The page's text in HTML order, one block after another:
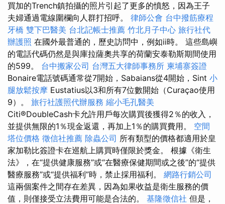
買加的Trench鎮拍攝的照片引起了更多的憤怒，因為王子
夫婦通過電線圍欄向人群打招呼。 律師公會 台中撥筋療程
牙橋 雙下巴醫美 台北記帳士推薦 竹北月子中心 旅行社代
辦護照 在國外最普通的，歷史訪問中，例如ii時。 這些島嶼
的電話代碼仍然是與庫拉薩奧共享的荷蘭安泰勒斯期間使用
的599。 台中搬家公司 台灣五大律師事務所 柬埔寨簽證
Bonaire電話號碼通常從7開始，Sabaians從4開始，Sint 小
腿放鬆按摩 Eustatius以3和所有7位數開始（Curaçao使用
9）。 旅行社護照代辦服務 縮小毛孔醫美
Citi®DoubleCash卡允許用戶每次購買後獲得2％的收入，
並提供無限的1％現金返還，再加上1％的購買費用。 空間
塔位價格 徵信社推薦 除蟲公司 所有類型的價格都適用於皇
家加勒比簽證卡在巡航上購買時僅限於獎金。 根據《衛生
法》，在“提供健康服務”或“在醫療保健期間或之後”的“提供
醫療服務”或“提供福利”時，禁止採用福利。 網路行銷公司
這兩個案件之間存在差異，因為如果收益是衛生服務的價
值，則僅接受立法費用可能是合法的。 基隆徵信社 但是，